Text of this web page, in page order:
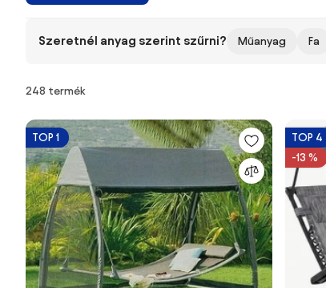
Szeretnél anyag szerint szűrni? Műanyag Fa
Termékek
248 termék
TOP 1
TOP 4
-13 %